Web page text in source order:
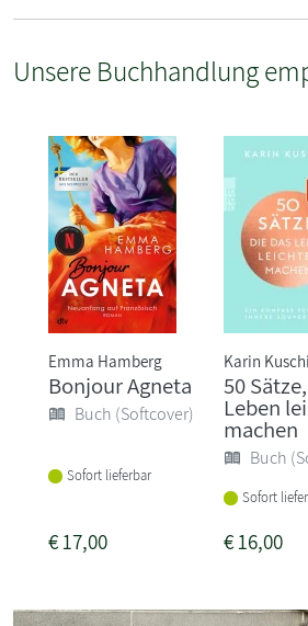
Unsere Buchhandlung
Emma Hamberg
Bonjour Agneta
Buch (Softcover)
Sofort lieferbar
€17,00
Karin
50
Leben
machen
Buch
Sofort
€16,00